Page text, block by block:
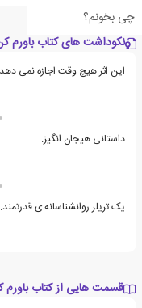
چی بخونم؟
نکوداشت های کتاب باورم
این اثر هیچ وقت اجازه نمی
داستانی هیجان انگیز.
یک تریلر روانشناسانه ی قدرتمند.
قسمت هایی از کتاب باورم